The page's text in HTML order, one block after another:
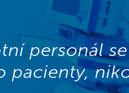
personál
pacienty,